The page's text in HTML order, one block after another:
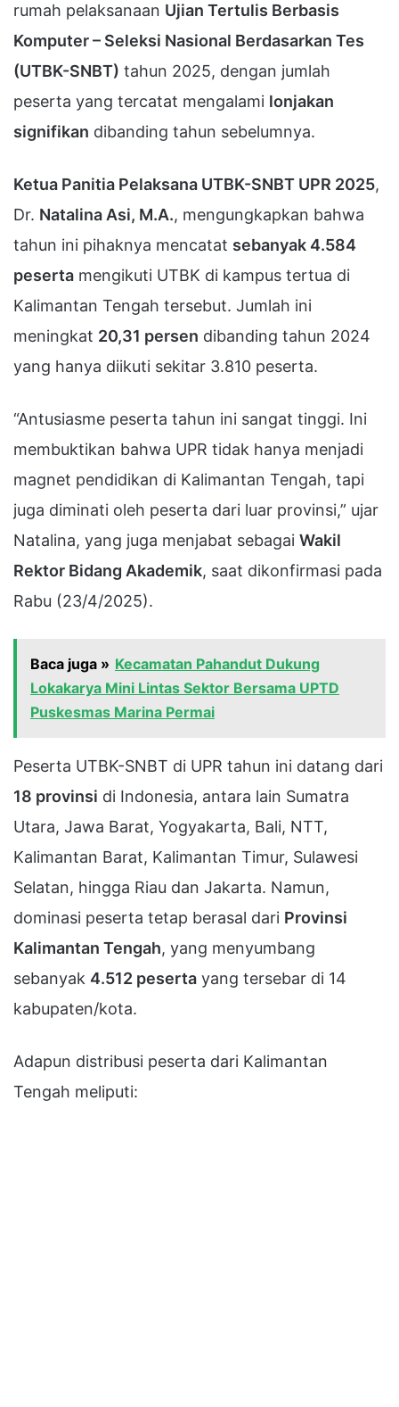
rumah pelaksanaan Ujian Tertulis Berbasis
Komputer – Seleksi Nasional Berdasarkan Tes
(UTBK-SNBT) tahun 2025, dengan jumlah
peserta yang tercatat mengalami lonjakan
signifikan dibanding tahun sebelumnya.
Ketua Panitia Pelaksana UTBK-SNBT UPR 2025,
Dr. Natalina Asi, M.A., mengungkapkan bahwa
tahun ini pihaknya mencatat sebanyak 4.584
peserta mengikuti UTBK di kampus tertua di
Kalimantan Tengah tersebut. Jumlah ini
meningkat 20,31 persen dibanding tahun 2024
yang hanya diikuti sekitar 3.810 peserta.
“Antusiasme peserta tahun ini sangat tinggi. Ini
membuktikan bahwa UPR tidak hanya menjadi
magnet pendidikan di Kalimantan Tengah, tapi
juga diminati oleh peserta dari luar provinsi,” ujar
Natalina, yang juga menjabat sebagai Wakil
Rektor Bidang Akademik, saat dikonfirmasi pada
Rabu (23/4/2025).
Baca juga » Kecamatan Pahandut Dukung
Lokakarya Mini Lintas Sektor Bersama UPTD
Puskesmas Marina Permai
Peserta UTBK-SNBT di UPR tahun ini datang dari
18 provinsi di Indonesia, antara lain Sumatra
Utara, Jawa Barat, Yogyakarta, Bali, NTT,
Kalimantan Barat, Kalimantan Timur, Sulawesi
Selatan, hingga Riau dan Jakarta. Namun,
dominasi peserta tetap berasal dari Provinsi
Kalimantan Tengah, yang menyumbang
sebanyak 4.512 peserta yang tersebar di 14
kabupaten/kota.
Adapun distribusi peserta dari Kalimantan
Tengah meliputi: